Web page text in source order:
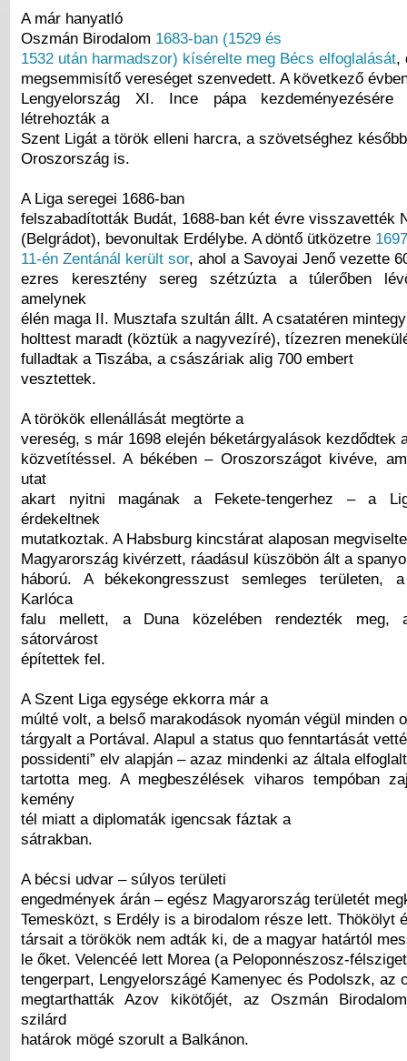
A már hanyatló
Oszmán Birodalom 1683-ban (1529 és
1532 után harmadszor) kísérelte meg Bécs elfoglalását,
megsemmisítő vereséget szenvedett. A következő
Lengyelország XI. Ince pápa kezdeményezésére
létrehozták a
Szent Ligát a török elleni harcra, a szövetséghez
Oroszország is.
A Liga seregei 1686-ban
felszabadították Budát, 1688-ban két évre visszavették
(Belgrádot), bevonultak Erdélybe. A döntő ütközetre
11-én Zentánál került sor, ahol a Savoyai Jenő vezette
ezres keresztény sereg szétzúzta a túlerőben
amelynek
élén maga II. Musztafa szultán állt. A csatatéren
holttest maradt (köztük a nagyvezíré), tízezren
fulladtak a Tiszába, a császáriak alig 700 embert
vesztettek.
A törökök ellenállását megtörte a
vereség, s már 1698 elején béketárgyalások kezdődtek
közvetítéssel. A békében – Oroszországot kivéve,
utat
akart nyitni magának a Fekete-tengerhez – a
érdekeltnek
mutatkoztak. A Habsburg kincstárat alaposan
Magyarország kivérzett, ráadásul küszöbön ált a
háború. A békekongresszust semleges területen,
Karlóca
falu mellett, a Duna közelében rendezték meg,
sátorvárost
építettek fel.
A Szent Liga egysége ekkorra már a
múlté volt, a belső marakodások nyomán végül minden
tárgyalt a Portával. Alapul a status quo fenntartását
possidenti” elv alapján – azaz mindenki az általa
tartotta meg. A megbeszélések viharos tempóban
kemény
tél miatt a diplomaták igencsak fáztak a
sátrakban.
A bécsi udvar – súlyos területi
engedmények árán – egész Magyarország területét
Temesközt, s Erdély is a birodalom része lett. Thökölyt
társait a törökök nem adták ki, de a magyar határtól
le őket. Velencéé lett Morea (a Peloponnészosz-
tengerpart, Lengyelországé Kamenyec és Podolszk, az
megtarthatták Azov kikötőjét, az Oszmán
szilárd
határok mögé szorult a Balkánon.